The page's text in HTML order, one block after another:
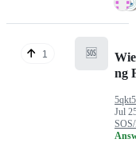
1 🆘
ng
Jul